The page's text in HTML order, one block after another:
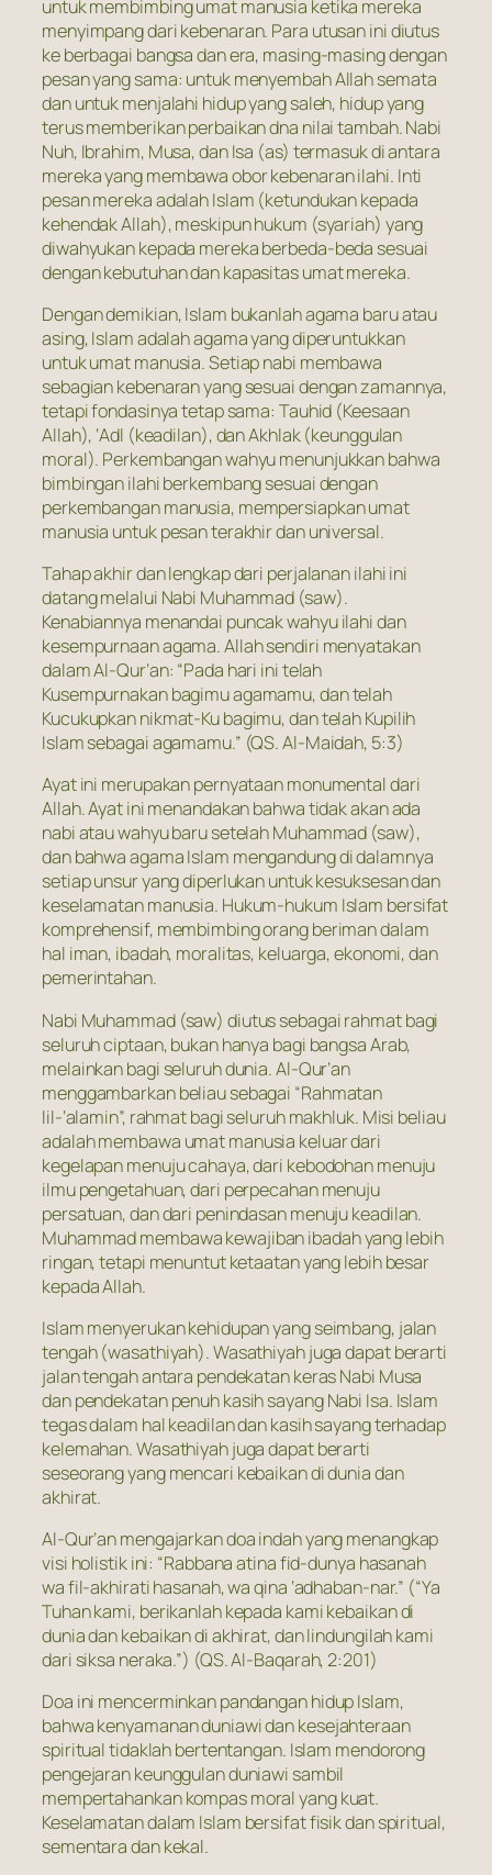
untuk membimbing umat manusia ketika mereka
menyimpang dari kebenaran. Para utusan ini diutus
ke berbagai bangsa dan era, masing-masing dengan
pesan yang sama: untuk menyembah Allah semata
dan untuk menjalahi hidup yang saleh, hidup yang
terus memberikan perbaikan dna nilai tambah. Nabi
Nuh, Ibrahim, Musa, dan Isa (as) termasuk di antara
mereka yang membawa obor kebenaran ilahi. Inti
pesan mereka adalah Islam (ketundukan kepada
kehendak Allah), meskipun hukum (syariah) yang
diwahyukan kepada mereka berbeda-beda sesuai
dengan kebutuhan dan kapasitas umat mereka.
Dengan demikian, Islam bukanlah agama baru atau
asing, Islam adalah agama yang diperuntukkan
untuk umat manusia. Setiap nabi membawa
sebagian kebenaran yang sesuai dengan zamannya,
tetapi fondasinya tetap sama: Tauhid (Keesaan
Allah), ‘Adl (keadilan), dan Akhlak (keunggulan
moral). Perkembangan wahyu menunjukkan bahwa
bimbingan ilahi berkembang sesuai dengan
perkembangan manusia, mempersiapkan umat
manusia untuk pesan terakhir dan universal.
Tahap akhir dan lengkap dari perjalanan ilahi ini
datang melalui Nabi Muhammad (saw).
Kenabiannya menandai puncak wahyu ilahi dan
kesempurnaan agama. Allah sendiri menyatakan
dalam Al-Qur’an: “Pada hari ini telah
Kusempurnakan bagimu agamamu, dan telah
Kucukupkan nikmat-Ku bagimu, dan telah Kupilih
Islam sebagai agamamu.” (QS. Al-Maidah, 5:3)
Ayat ini merupakan pernyataan monumental dari
Allah. Ayat ini menandakan bahwa tidak akan ada
nabi atau wahyu baru setelah Muhammad (saw),
dan bahwa agama Islam mengandung di dalamnya
setiap unsur yang diperlukan untuk kesuksesan dan
keselamatan manusia. Hukum-hukum Islam bersifat
komprehensif, membimbing orang beriman dalam
hal iman, ibadah, moralitas, keluarga, ekonomi, dan
pemerintahan.
Nabi Muhammad (saw) diutus sebagai rahmat bagi
seluruh ciptaan, bukan hanya bagi bangsa Arab,
melainkan bagi seluruh dunia. Al-Qur’an
menggambarkan beliau sebagai “Rahmatan
lil-‘alamin”, rahmat bagi seluruh makhluk. Misi beliau
adalah membawa umat manusia keluar dari
kegelapan menuju cahaya, dari kebodohan menuju
ilmu pengetahuan, dari perpecahan menuju
persatuan, dan dari penindasan menuju keadilan.
Muhammad membawa kewajiban ibadah yang lebih
ringan, tetapi menuntut ketaatan yang lebih besar
kepada Allah.
Islam menyerukan kehidupan yang seimbang, jalan
tengah (wasathiyah). Wasathiyah juga dapat berarti
jalan tengah antara pendekatan keras Nabi Musa
dan pendekatan penuh kasih sayang Nabi Isa. Islam
tegas dalam hal keadilan dan kasih sayang terhadap
kelemahan. Wasathiyah juga dapat berarti
seseorang yang mencari kebaikan di dunia dan
akhirat.
Al-Qur’an mengajarkan doa indah yang menangkap
visi holistik ini: “Rabbana atina fid-dunya hasanah
wa fil-akhirati hasanah, wa qina ‘adhaban-nar.” (“Ya
Tuhan kami, berikanlah kepada kami kebaikan di
dunia dan kebaikan di akhirat, dan lindungilah kami
dari siksa neraka.”) (QS. Al-Baqarah, 2:201)
Doa ini mencerminkan pandangan hidup Islam,
bahwa kenyamanan duniawi dan kesejahteraan
spiritual tidaklah bertentangan. Islam mendorong
pengejaran keunggulan duniawi sambil
mempertahankan kompas moral yang kuat.
Keselamatan dalam Islam bersifat fisik dan spiritual,
sementara dan kekal.